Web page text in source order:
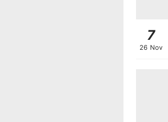
7
26 Nov